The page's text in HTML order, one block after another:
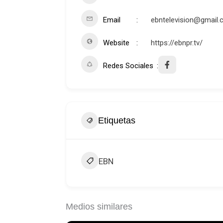
Email
Website https://ebnpr.tv/
Redes Sociales
Etiquetas
EBN
Medios similares